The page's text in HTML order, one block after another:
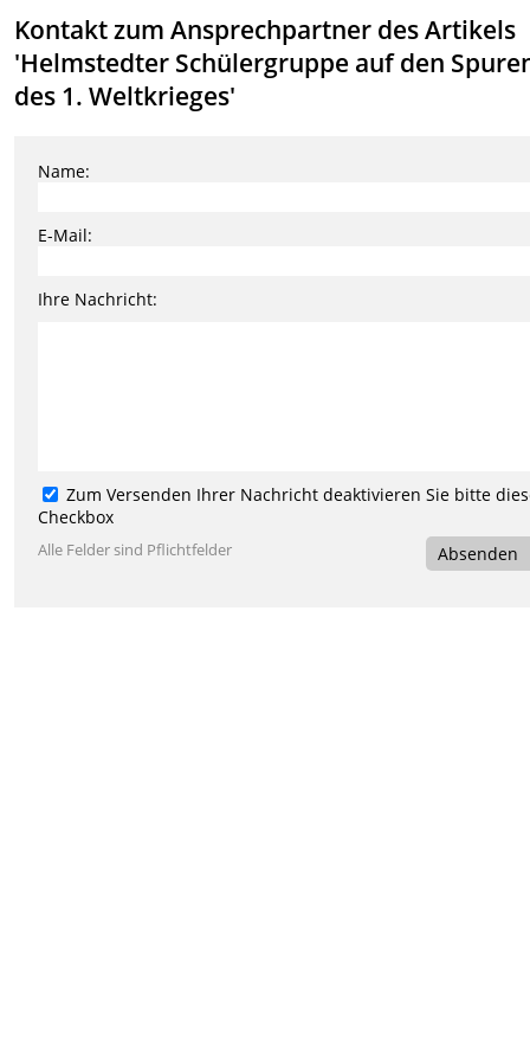
Kontakt zum Ansprechpartner des Artikels
'Helmstedter Schülergruppe auf den
des 1. Weltkrieges'
Name:
E-Mail:
Ihre Nachricht:
Zum Versenden Ihrer Nachricht deaktivieren Sie bitte
Checkbox
Alle Felder sind Pflichtfelder Absenden